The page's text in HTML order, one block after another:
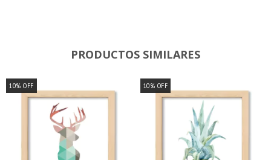
PRODUCTOS SIMILARES
10% OFF 10% OFF